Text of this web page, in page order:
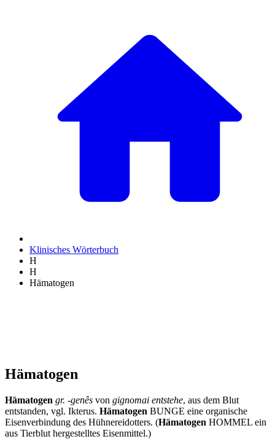
Klinisches Wörterbuch
H
H
Hämatogen
Hämatogen
Hämatogen gr. -genês von gignomai entstehe, aus dem Blut
entstanden, vgl. Ikterus. Hämatogen BUNGE eine organische
Eisenverbindung des Hühnereidotters. (Hämatogen HOMMEL ein
aus Tierblut hergestelltes Eisenmittel.)